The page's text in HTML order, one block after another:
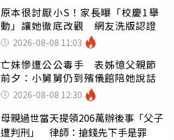
原本很討厭小S！家長曝「校慶1舉
動」讓她徹底改觀 網友洗版認證
2026-08-08 11:03
亡妹慘遭公公毒手 表姊憶父親節
前夕：小舅舅仍到殯儀館陪她說話
2026-08-08 12:30
母親過世當天提領206萬辦後事「父子
遭判刑」 律師：搶錢先下手是罪